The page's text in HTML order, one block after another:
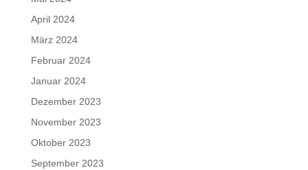
April 2024
März 2024
Februar 2024
Januar 2024
Dezember 2023
November 2023
Oktober 2023
September 2023